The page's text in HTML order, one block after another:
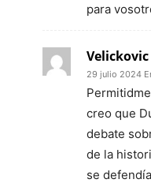
para
Velickovic
29 julio 2024
creo que
debate
de la
se